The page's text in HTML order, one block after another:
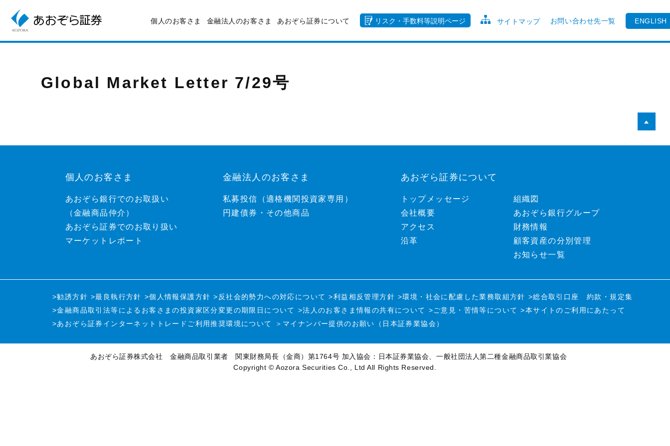
個人のお客さま 金融法人のお客さま あおぞら証券について リスク・手数料等説明ページ サイトマップ お問い合わせ先一覧 ENGLISH
Global Market Letter 7/29号
個人のお客さま
あおぞら銀行でのお取扱い
（金融商品仲介）
あおぞら証券でのお取り扱い
マーケットレポート
金融法人のお客さま
私募投信（適格機関投資家専用）
円建債券・その他商品
あおぞら証券について
トップメッセージ
会社概要
アクセス
沿革
組織図
あおぞら銀行グループ
財務情報
顧客資産の分別管理
お知らせ一覧
>勧誘方針 >最良執行方針 >個人情報保護方針 >反社会的勢力への対応について >利益相反管理方針 >環境・社会に配慮した業務取組方針 >総合取引口座 約款・規定集
>金融商品取引法等による お客さまの投資家区分変更の期限日について >法人のお客さま情報の共有について >ご意見・苦情等について >本サイトのご利用にあたって
>あおぞら証券インターネットトレード ご利用推奨環境について ＞マイナンバー提供のお願い（日本証券業協会）
あおぞら証券株式会社金融商品取引業者 関東財務局長（金商）第1764号 加入協会：日本証券業協会、一般社団法人第二種金融商品取引業協会
Copyright © Aozora Securities Co., Ltd All Rights Reserved.